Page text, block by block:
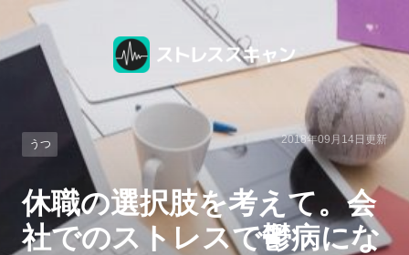
うつ 2018年09月14日 更新
休職の選択肢を考えて。会
社でのストレスで鬱病にな